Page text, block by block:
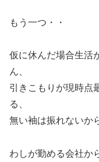
もう一つ・・
仮に休んだ場合生活
ん、
引きこもりが現時点
る、
無い袖は振れないか
わしが勤める会社か